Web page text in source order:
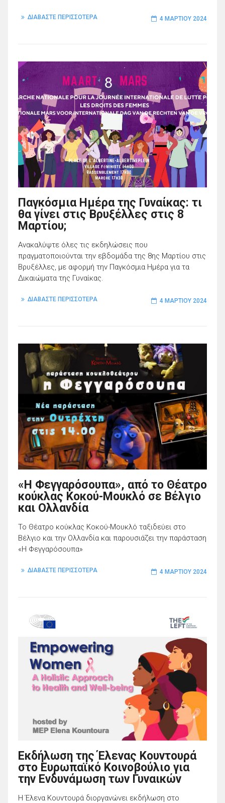
ΔΙΑΒΑΣΤΕ ΠΕΡΙΣΣΟΤΕΡΑ 4 ΜΑΡΤΊΟΥ 2024
Παγκόσμια Ημέρα της Γυναίκας: τι
θα γίνει στις Βρυξέλλες στις 8
Μαρτίου;
Ανακαλύψτε όλες τις εκδηλώσεις που
πραγματοποιούνται την εβδομάδα της 8ης Μαρτίου στις
Βρυξέλλες, με αφορμή την Παγκόσμια Ημέρα για τα
Δικαιώματα της Γυναίκας.
ΔΙΑΒΑΣΤΕ ΠΕΡΙΣΣΟΤΕΡΑ 4 ΜΑΡΤΊΟΥ 2024
«Η Φεγγαρόσουπα», από το Θέατρο
κούκλας Κοκού-Μουκλό σε Βέλγιο
και Ολλανδία
Το Θέατρο κούκλας Κοκού-Μουκλό ταξιδεύει στο
Βέλγιο και την Ολλανδία και παρουσιάζει την παράσταση
«Η Φεγγαρόσουπα»
ΔΙΑΒΑΣΤΕ ΠΕΡΙΣΣΟΤΕΡΑ 4 ΜΑΡΤΊΟΥ 2024
Εκδήλωση της Έλενας Κουντουρά
στο Ευρωπαϊκό Κοινοβούλιο για
την Ενδυνάμωση των Γυναικών
Η Έλενα Κουντουρά διοργανώνει εκδήλωση στο